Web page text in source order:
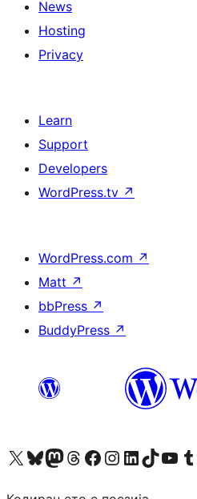
News
Hosting
Privacy
Learn
Support
Developers
WordPress.tv ↗
WordPress.com ↗
Matt ↗
bbPress ↗
BuddyPress ↗
Visit our X (formerly Twitter) account
Visit our Bluesky account
Visit our Mastodon account
Visit our Threads account
Visit our Facebook page
Visit our Instagram account
Visit our LinkedIn account
Visit our TikTok
Visit our